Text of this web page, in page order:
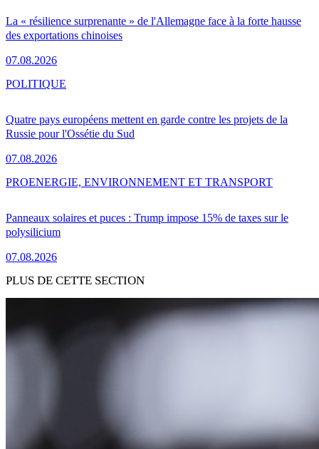
La « résilience surprenante » de l'Allemagne face à la forte hausse
des exportations chinoises
07.08.2026
Quatre pays européens mettent en garde contre les projets de la
Russie pour l'Ossétie du Sud
07.08.2026
POLITIQUE
Panneaux solaires et puces : Trump impose 15% de taxes sur le
polysilicium
07.08.2026
PROENERGIE, ENVIRONNEMENT ET TRANSPORT
PLUS DE CETTE SECTION